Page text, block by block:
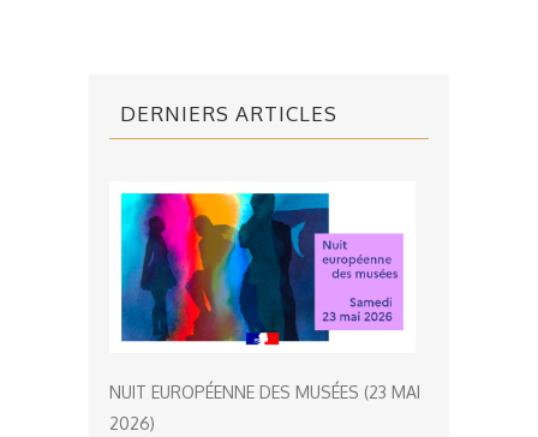
DERNIERS ARTICLES
NUIT EUROPÉENNE DES MUSÉES (23 MAI
2026)